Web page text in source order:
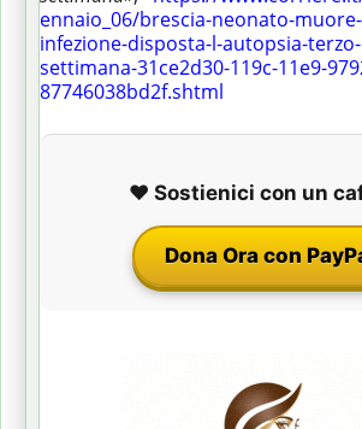
ennaio_06/brescia-neonato-
infezione-disposta-l-autopsia-
settimana-31ce2d30-119c-11e9-
87746038bd2f.shtml
❤️ Sostienici con un
Dona Ora con